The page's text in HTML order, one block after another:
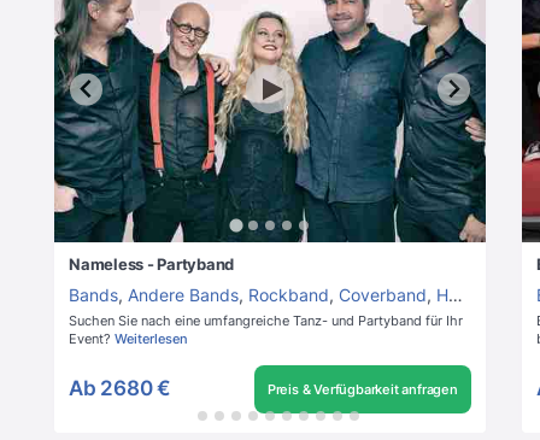
Nameless - Partyband
Bands, Andere Bands, Rockband, Coverband, Hochzeitsband
Suchen Sie nach eine umfangreiche Tanz- und Partyband für Ihr
Event? Weiterlesen
Ab 2680 € Preis & Verfügbarkeit anfragen